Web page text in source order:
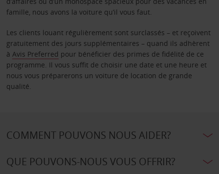
famille, nous avons la voiture qu’il vous faut.
Les clients louant régulièrement sont surclassés – et reçoivent
gratuitement des jours supplémentaires – quand ils adhèrent
à Avis Preferred pour bénéficier des primes de fidélité de ce
programme. Il vous suffit de choisir une date et une heure et
nous vous préparerons un voiture de location de grande
qualité.
COMMENT POUVONS NOUS AIDER?
QUE POUVONS-NOUS VOUS OFFRIR?